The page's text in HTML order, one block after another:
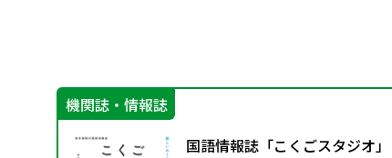
機関誌・情報誌
国語情報誌「こくごスタジオ」